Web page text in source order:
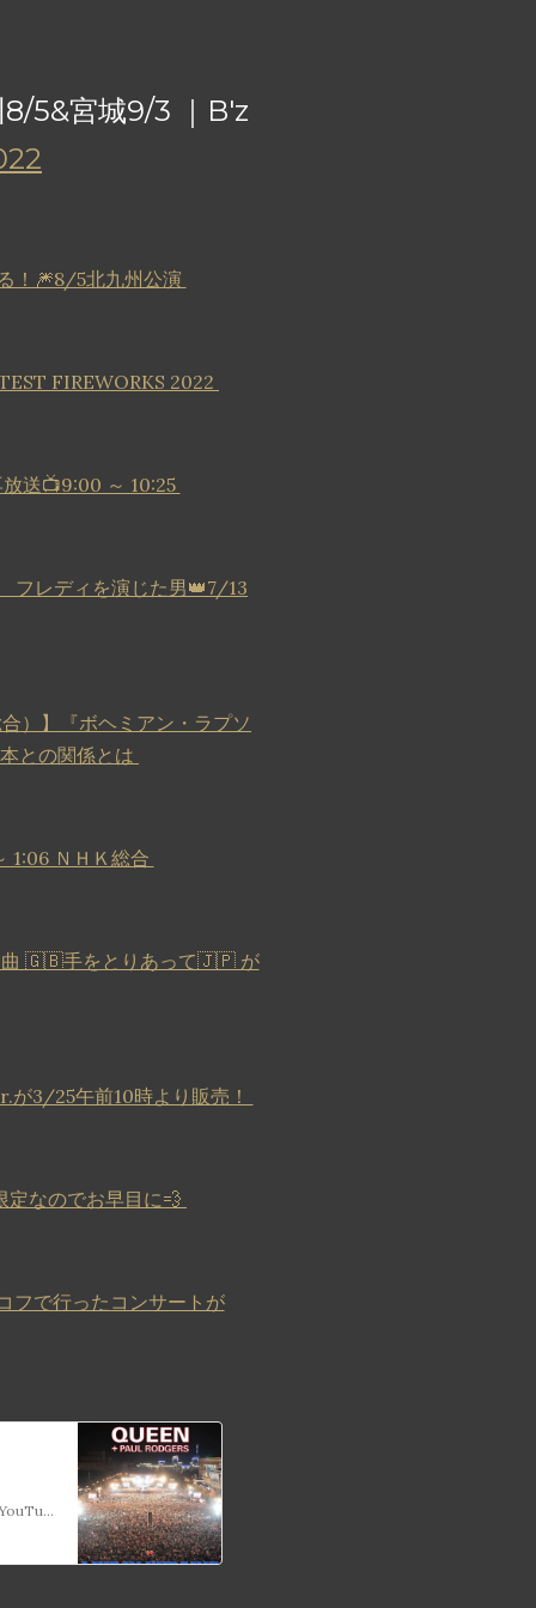
5&宮城9/3 ｜B'z
！🎆8/5北九州公演
FIREWORKS 2022
送📺9:00 ～ 10:25
フレディを演じた男👑7/13
）】『ボヘミアン・ラプソ
との関係とは
1:06 ＮＨＫ総合
曲 🇬🇧手をとりあって🇯🇵 が
が3/25午前10時より販売！
定なのでお早目に💨
フで行ったコンサートが
🔜Coming This Saturday…Queen + Paul Rodgers: Live In Ukraine 2008. @YouTube Special raising funds for Ukraine Relief 🙏 🚨Sat March 19 at 10AM PST/1